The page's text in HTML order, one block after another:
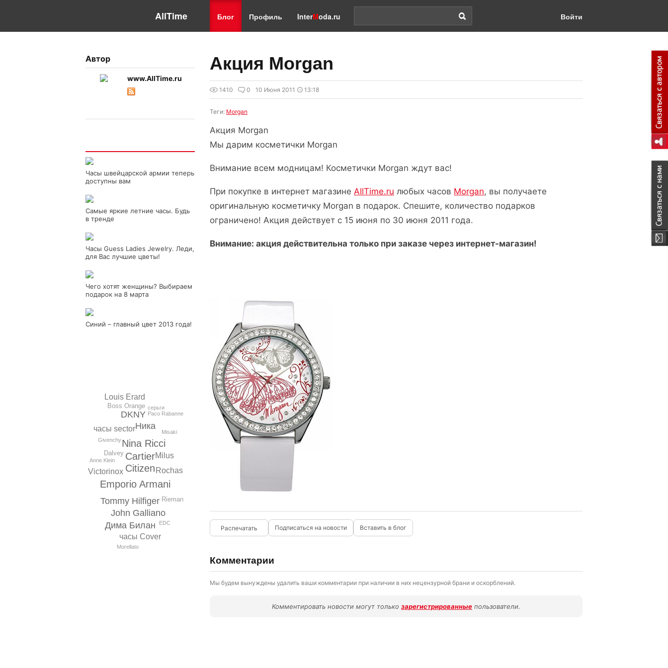
AllTime Блог Профиль InterModa.ru Войти
Автор
www.AllTime.ru
Часы швейцарской армии теперь
доступны вам
Самые яркие летние часы. Будь
в тренде
Часы Guess Ladies Jewelry. Леди,
для Вас лучшие цветы!
Чего хотят женщины? Выбираем
подарок на 8 марта
Синий – главный цвет 2013 года!
Citizen
Cartier
Emporio Armani
Nina Ricci
Tommy Hilfiger
John Galliano
Ника
DKNY
Дима Билан
часы Cover
часы sector
Louis Erard
Milus
Victorinox
Rochas
Dalvey
Boss Orange
Rieman
Paco Rabanne
серьги
Givenchy
Anne Klein
Morellato
EDC
Misaki
Акция Morgan
1410 0 10 Июня 2011 13:18
Теги: Morgan
Акция Morgan
Мы дарим косметички Morgan
Внимание всем модницам! Косметички Morgan ждут вас!
При покупке в интернет магазине AllTime.ru любых часов Morgan, вы получаете
оригинальную косметичку Morgan в подарок. Спешите, количество подарков
ограничено! Акция действует с 15 июня по 30 июня 2011 года.
Внимание: акция действительна только при заказе через интернет-магазин!
Подписаться на новости Вставить в блог
Комментарии
Мы будем вынуждены удалить ваши комментарии при наличии в них нецензурной брани и оскорблений.
Комментировать новости могут только зарегистрированные пользователи.